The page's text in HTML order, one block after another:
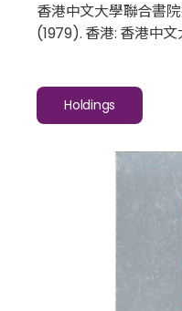
香港中文大學聯合書
(1979). 香港: 香港中
Holdings